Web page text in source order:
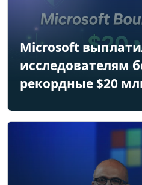
Microsoft
исследователям
рекордные $20